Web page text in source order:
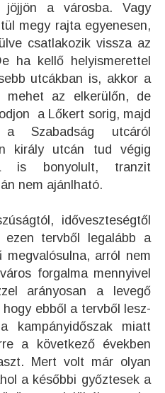
a városba. Vagy
megy rajta egyenesen,
csatlakozik vissza az
ha kellő helyismerettel
utcákban is, akkor a
mehet az elkerülőn, de
a Lőkert sorig, majd
Szabadság utcáról
király utcán tud végig
is bonyolult, tranzit
nem ajánlható.
időveszteségtől
ezen tervből legalább a
megvalósulna, arról nem
forgalma mennyivel
arányosan a levegő
ebből a tervből lesz-
kampányidőszak miatt
a következő években
Mert volt már olyan
a későbbi győztesek a